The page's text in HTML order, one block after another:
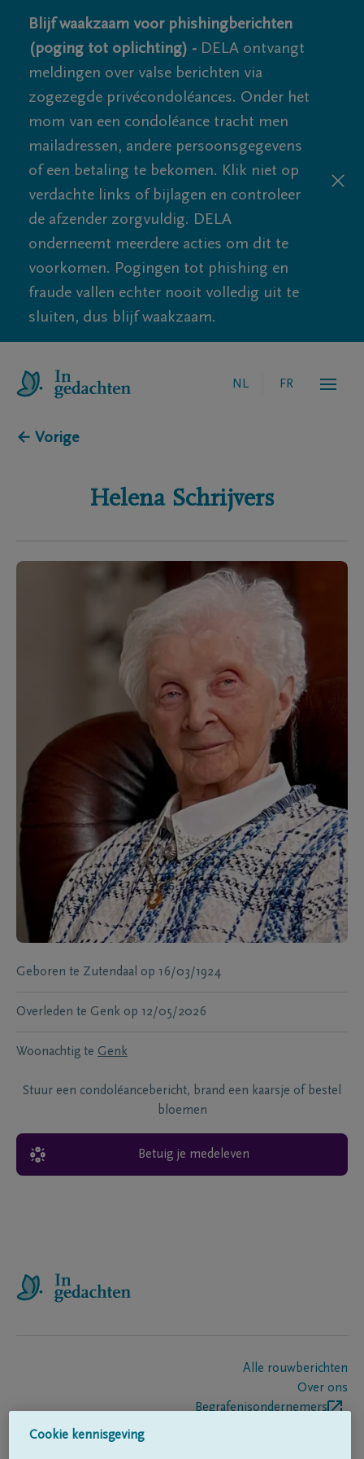
Blijf waakzaam voor phishingberichten
(poging tot oplichting) - DELA ontvangt
meldingen over valse berichten via
zogezegde privécondoléances. Onder het
mom van een condoléance tracht men
mailadressen, andere persoonsgegevens
of een betaling te bekomen. Klik niet op
verdachte links of bijlagen en controleer
de afzender zorgvuldig. DELA
onderneemt meerdere acties om dit te
voorkomen. Pogingen tot phishing en
fraude vallen echter nooit volledig uit te
sluiten, dus blijf waakzaam.
NL FR
← Vorige
Helena Schrijvers
Geboren te Zutendaal op 16/03/1924
Overleden te Genk op 12/05/2026
Woonachtig te Genk
Stuur een condoléancebericht, brand een kaarsje of bestel
bloemen
Betuig je medeleven
Alle rouwberichten
Over ons
Begrafenisondernemers
Cookie kennisgeving